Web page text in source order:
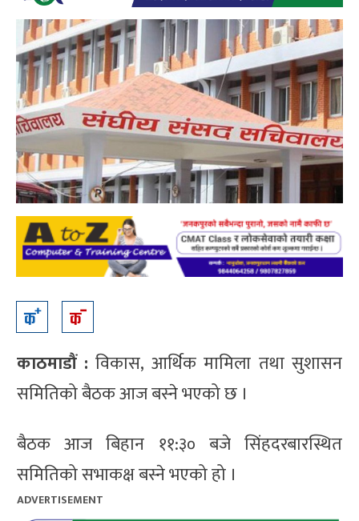
काठमाडौं : विकास, आर्थिक मामिला तथा सुशासन
समितिको बैठक आज बस्ने भएको छ ।
बैठक आज बिहान ११:३० बजे सिंहदरबारस्थित
समितिको सभाकक्ष बस्ने भएको हो ।
ADVERTISEMENT